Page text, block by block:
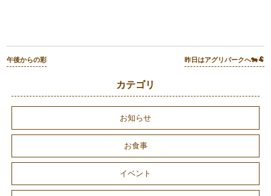
午後からの彩 昨日はアグリパークへ🐄🐏
カテゴリ
お知らせ
お食事
イベント